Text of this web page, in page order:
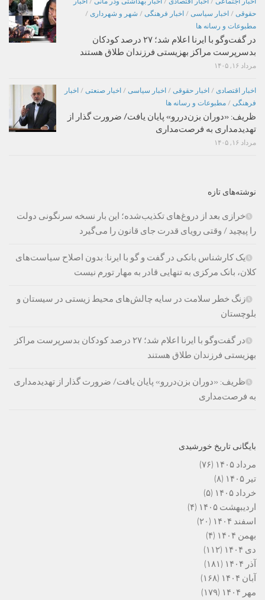
حقوقی / اخبار سیاسی / اخبار فرهنگی / شهر و شهرداری /
مطبوعات و رسانه ها
در گفت‌وگو با ایرنا اعلام شد؛ ۲۷ درصد کودکان
بدسرپرست مراکز بهزیستی فرزندان طلاق هستند
مرداد ۱۶, ۱۴۰۵
اخبار اقتصادی / اخبار حقوقی / اخبار سیاسی / اخبار صنعتی / اخبار
فرهنگی / مطبوعات و رسانه ها
ظریف: «دوران بزن‌دررو» پایان یافت/ ضرورت گذار از
تهدیدمداری به فرصت‌مداری
مرداد ۱۶, ۱۴۰۵
نوشته‌های تازه
خرازی بعد از دروغ‌های تکذیب‌شده؛ این بار نسخه سرنگونی دولت
را پیچید / وقتی رویای قدرت جای قانون را می‌گیرد
یک کارشناس بانکی در گفت و گو با ایرنا: بدون اصلاح سیاست‌های
کلان، بانک مرکزی به تنهایی قادر به مهار تورم نیست
زنگ خطر سلامت در سایه چالش‌های محیط زیستی در سیستان و
بلوچستان
در گفت‌وگو با ایرنا اعلام شد؛ ۲۷ درصد کودکان بدسرپرست مراکز
بهزیستی فرزندان طلاق هستند
ظریف: «دوران بزن‌دررو» پایان یافت/ ضرورت گذار از تهدیدمداری
به فرصت‌مداری
بایگانی تاریخ خورشیدی
مرداد ۱۴۰۵
(۷۶)
تیر ۱۴۰۵
(۸)
خرداد ۱۴۰۵
(۵)
اردیبهشت ۱۴۰۵
(۴)
اسفند ۱۴۰۴
(۲۰)
بهمن ۱۴۰۴
(۴)
دی ۱۴۰۴
(۱۱۲)
آذر ۱۴۰۴
(۱۸۱)
آبان ۱۴۰۴
(۱۶۸)
مهر ۱۴۰۴
(۱۷۹)